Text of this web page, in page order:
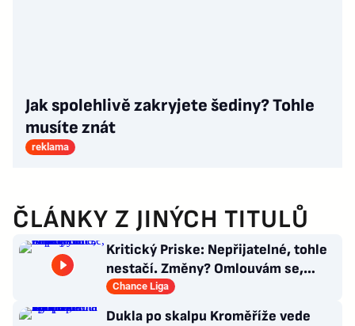
Jak spolehlivě zakryjete šediny? Tohle
musíte znát
reklama
ČLÁNKY Z JINÝCH TITULŮ
Kritický Priske: Nepřijatelné, tohle
nestačí. Změny? Omlouvám se,
nedokážu odpovědět
Chance Liga
Dukla po skalpu Kroměříže vede